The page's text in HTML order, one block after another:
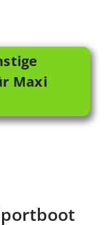
Maxi